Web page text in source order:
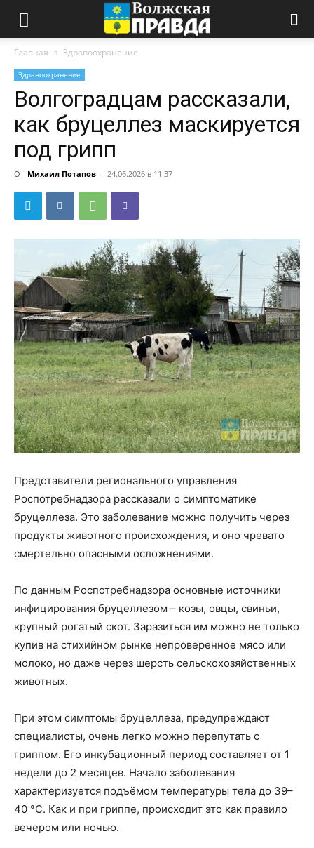
Главная Здравоохранение
Здравоохранение
Волгоградцам рассказали,
как бруцеллез маскируется
под грипп
От Михаил Потапов - 24.06.2026 в 11:37
Представители регионального управления
Роспотребнадзора рассказали о симптоматике
бруцеллеза. Это заболевание можно получить через
продукты животного происхождения, и оно чревато
смертельно опасными осложнениями.
По данным Роспотребнадзора основные источники
инфицирования бруцеллезом – козы, овцы, свиньи,
крупный рогатый скот. Заразиться им можно не только
купив на стихийном рынке непроверенное мясо или
молоко, но даже через шерсть сельскохозяйственных
животных.
При этом симптомы бруцеллеза, предупреждают
специалисты, очень легко можно перепутать с
гриппом. Его инкубационный период составляет от 1
недели до 2 месяцев. Начало заболевания
характеризуется подъёмом температуры тела до 39–
40 °C. Как и при гриппе, происходит это как правило
вечером или ночью.